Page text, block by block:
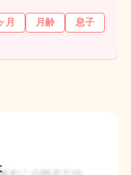
月 月齢
息子